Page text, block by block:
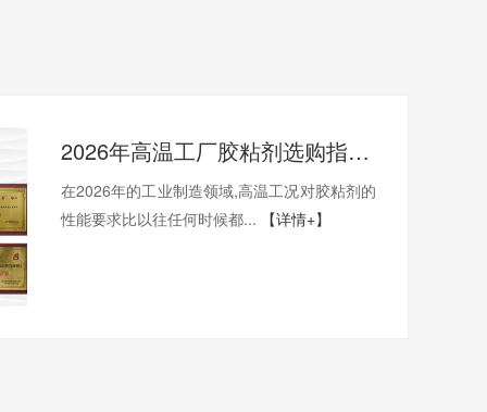
2026年高温工厂胶粘剂选购指南:400度高温工厂选哪一家才能稳得住生产线？
在2026年的工业制造领域,高温工况对胶粘剂的
性能要求比以往任何时候都...
【详情+】